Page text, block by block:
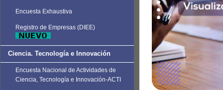
Encuesta Exhaustiva
Registro de Empresas (DIEE)
Ciencia. Tecnología e Innovación
Encuesta Nacional de Actividades de
Ciencia, Tecnología e Innovación-ACTI